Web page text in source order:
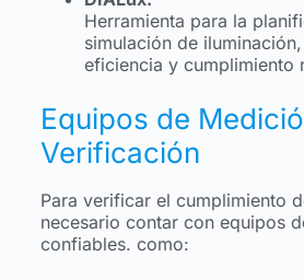
Herramienta para la
simulación de
eficiencia y cumplimiento
Equipos de
Verificación
Para verificar el cumplimiento
necesario contar con equipos
confiables. como: